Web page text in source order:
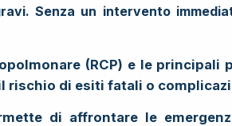
Senza un intervento
(RCP) e le principali
rischio di esiti fatali o
di affrontare le